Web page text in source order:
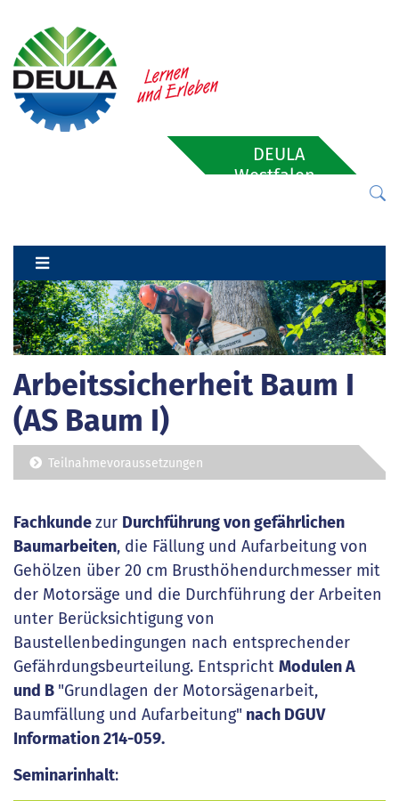
DEULA
Westfalen-
Arbeitssicherheit Baum I
(AS Baum I)
Teilnahmevoraussetzungen
Fachkundezur Durchführung von gefährlichen
Baumarbeiten, die Fällung und Aufarbeitung von
Gehölzen über 20 cm Brusthöhendurchmesser mit
der Motorsäge und die Durchführung der Arbeiten
unter Berücksichtigung von
Baustellenbedingungen nach entsprechender
Gefährdungsbeurteilung. Entspricht Modulen A
und B "Grundlagen der Motorsägenarbeit,
Baumfällung und Aufarbeitung" nach DGUV
Information 214-059.
Seminarinhalt: